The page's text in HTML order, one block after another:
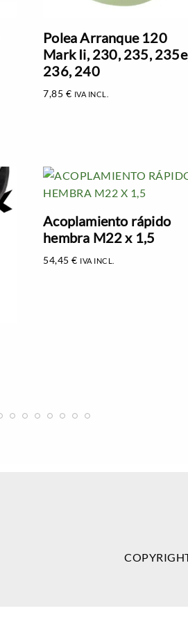
Polea Arranque 120
Mark Ii, 230, 235,
236, 240
7,85 € IVA INCL.
Acoplamiento rápido
hembra M22 x 1,5
54,45€ IVA INCL.